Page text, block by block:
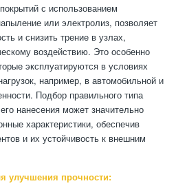
с использованием
или электролиз, позволяет
и снизить трение в узлах,
воздействию. Это особенно
эксплуатируются в условиях
например, в автомобильной и
Подбор правильного типа
нанесения может значительно
характеристики, обеспечив
и их устойчивость к внешним
улучшения прочности: